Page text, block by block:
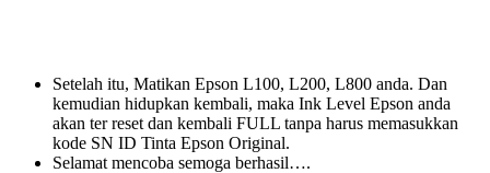
Setelah itu, Matikan Epson L100, L200, L800 anda. Dan
kemudian hidupkan kembali, maka Ink Level Epson anda
akan ter reset dan kembali FULL tanpa harus memasukkan
kode SN ID Tinta Epson Original.
Selamat mencoba semoga berhasil….